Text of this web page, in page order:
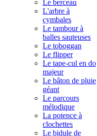
Le berceau
L'arbre à
cymbales
Le tambour à
balles sauteuses
Le toboggan
Le flipper
Le tape-cul en do
majeur
Le bâton de pluie
géant
Le parcours
mélodique
La potence à
clochettes
Le bidule de